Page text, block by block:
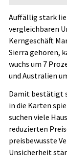
Auffällig stark
vergleichbaren
Kerngeschäft
Sierra gehören,
wuchs um 7
und Australien
Damit bestätigt
in die Karten
suchen viele
reduzierten
preisbewusste
Unsicherheit